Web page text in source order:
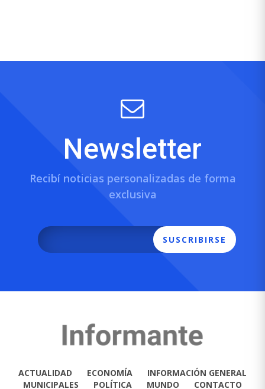
Newsletter
Recibí noticias personalizadas de forma
exclusiva
SUSCRIBIRSE
ACTUALIDAD ECONOMÍA
INFORMACIÓN GENERAL
MUNICIPALES
POLÍTICA MUNDO CONTACTO